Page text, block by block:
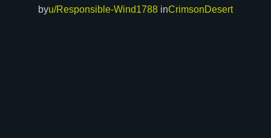
byu/Responsible-Wind1788 inCrimsonDesert